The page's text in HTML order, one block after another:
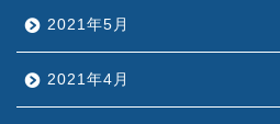
2021年5月
2021年4月